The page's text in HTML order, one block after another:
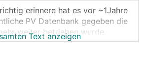
erinnere hat es vor ~1Jahre
PV Datenbank gegeben die
weiter betrieben wurde,
gedacht wir sammeln in diesem
Text anzeigen